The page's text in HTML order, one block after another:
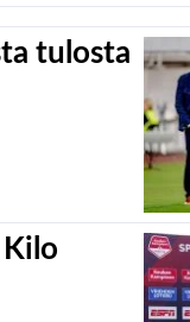
tulosta